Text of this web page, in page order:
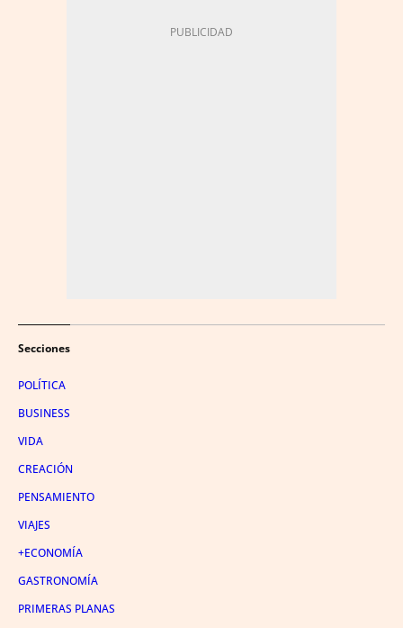
Secciones
POLÍTICA
BUSINESS
VIDA
CREACIÓN
PENSAMIENTO
VIAJES
+ECONOMÍA
GASTRONOMÍA
PRIMERAS PLANAS